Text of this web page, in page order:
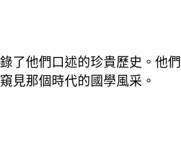
了他們口述的珍貴歷史。他們
見那個時代的國學風采。